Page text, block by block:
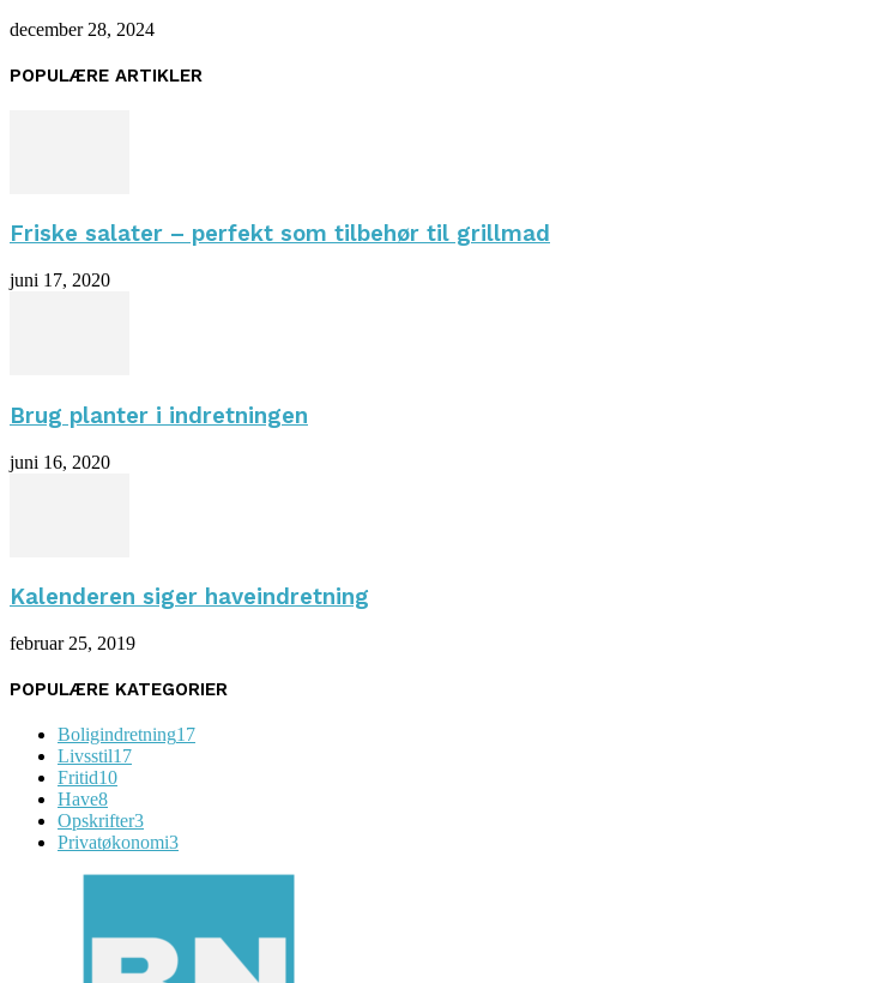
december 28, 2024
POPULÆRE ARTIKLER
Friske salater – perfekt som tilbehør til grillmad
juni 17, 2020
Brug planter i indretningen
juni 16, 2020
Kalenderen siger haveindretning
februar 25, 2019
POPULÆRE KATEGORIER
Boligindretning17
Livsstil17
Fritid10
Have8
Opskrifter3
Privatøkonomi3